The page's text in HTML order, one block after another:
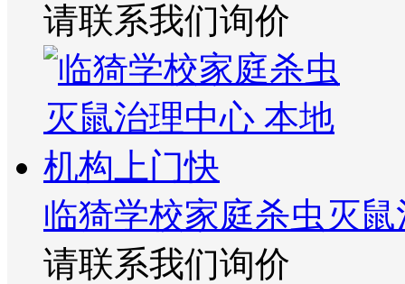
请联系我们询价
临猗学校家庭杀虫灭
请联系我们询价